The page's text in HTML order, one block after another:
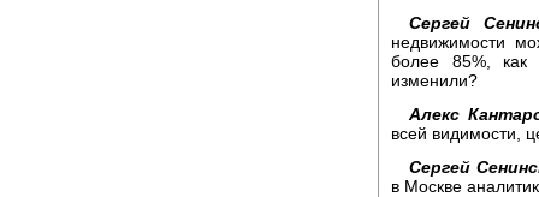
Сергей
недвижимости
более 85%, как
изменили?
Алекс
всей видимости,
Сергей
в Москве